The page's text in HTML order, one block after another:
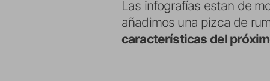
Las infografías estan de
añadimos una pizca de
características del